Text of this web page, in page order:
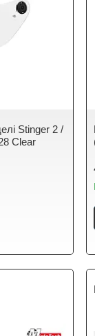
Stinger 2 /
Clear